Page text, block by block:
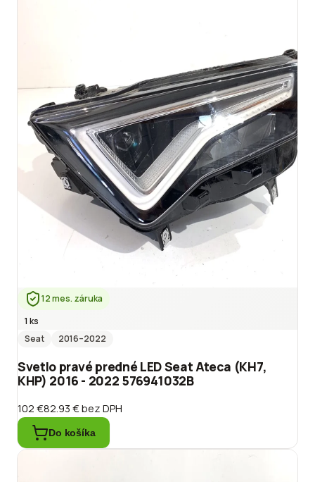
12 mes. záruka
1 ks
Seat
2016–2022
Svetlo pravé predné LED Seat Ateca (KH7,
KHP) 2016 - 2022 576941032B
102 €82.93 €bez DPH
Do košíka